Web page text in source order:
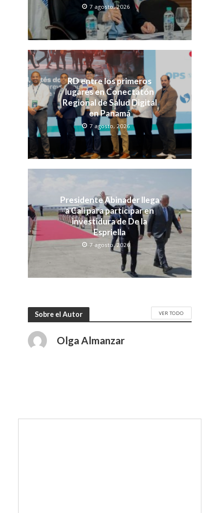
7 agosto, 2026
RD entre los primeros
lugares en Conectatón
Regional de Salud Digital
en Panamá
7 agosto, 2026
Presidente Abinader llega
a Cali para participar en
investidura de De la
Espriella
7 agosto, 2026
Sobre el Autor VER TODO
Olga Almanzar